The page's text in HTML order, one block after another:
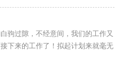
驹过隙，不经意间，我们的工作又
下来的工作了！拟起计划来就毫无
工作计划，欢迎阅读，希望...